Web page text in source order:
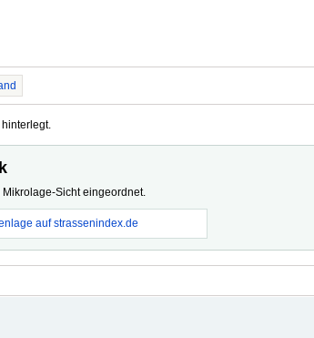
Sicht eingeordnet.
auf strassenindex.de